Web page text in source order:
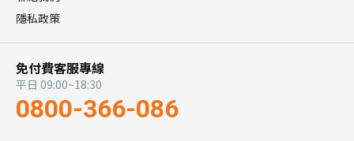
隱私政策
免付費客服專線
平日 09:00~18:30
0800-366-086